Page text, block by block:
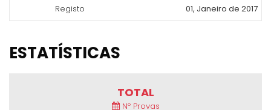
Registo
01, Janeiro de 2017
ESTATÍSTICAS
TOTAL
Nº Provas